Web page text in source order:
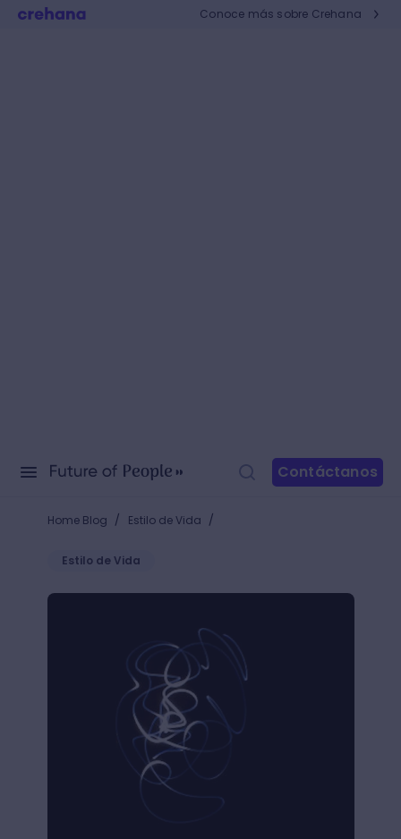
Conoce más sobre Crehana
Contáctanos
Home Blog / Estilo de Vida /
Estilo de Vida
Just a Line: dibuja en realidad aumentada con tu